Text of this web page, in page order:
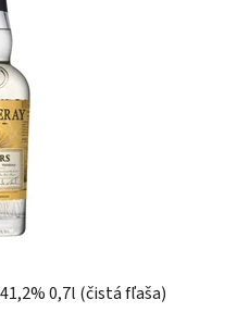
0,7l (čistá fľaša)